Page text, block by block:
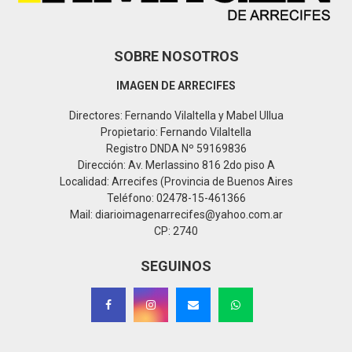
SOBRE NOSOTROS
IMAGEN DE ARRECIFES
Directores: Fernando Vilaltella y Mabel Ullua
Propietario: Fernando Vilaltella
Registro DNDA Nº 59169836
Dirección: Av. Merlassino 816 2do piso A
Localidad: Arrecifes (Provincia de Buenos Aires
Teléfono: 02478-15-461366
Mail: diarioimagenarrecifes@yahoo.com.ar
CP: 2740
SEGUINOS